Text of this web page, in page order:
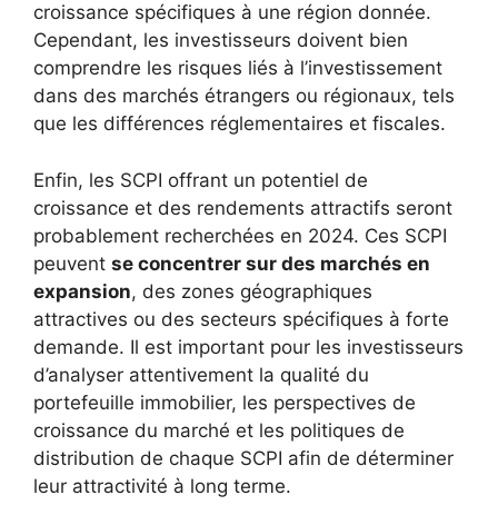
croissance spécifiques à une région donnée.
Cependant, les investisseurs doivent bien
comprendre les risques liés à l’investissement
dans des marchés étrangers ou régionaux, tels
que les différences réglementaires et fiscales.
Enfin, les SCPI offrant un potentiel de
croissance et des rendements attractifs seront
probablement recherchées en 2024. Ces SCPI
peuvent se concentrer sur des marchés en
expansion, des zones géographiques
attractives ou des secteurs spécifiques à forte
demande. Il est important pour les investisseurs
d’analyser attentivement la qualité du
portefeuille immobilier, les perspectives de
croissance du marché et les politiques de
distribution de chaque SCPI afin de déterminer
leur attractivité à long terme.